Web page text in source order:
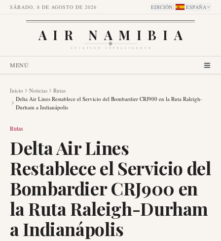
SÁBADO, 8 DE AGOSTO DE 2026 EDICIÓN: ESPAÑA
AIR NAMIBIA
AVIATION INTELLIGENCE
MENÚ
Inicio Noticias
Rutas
Delta Air Lines Restablece el Servicio del Bombardier CRJ900 en la Ruta Raleigh-
Durham a Indianápolis
Rutas
Delta Air Lines
Restablece el Servicio del
Bombardier CRJ900 en
la Ruta Raleigh-Durham
a Indianápolis